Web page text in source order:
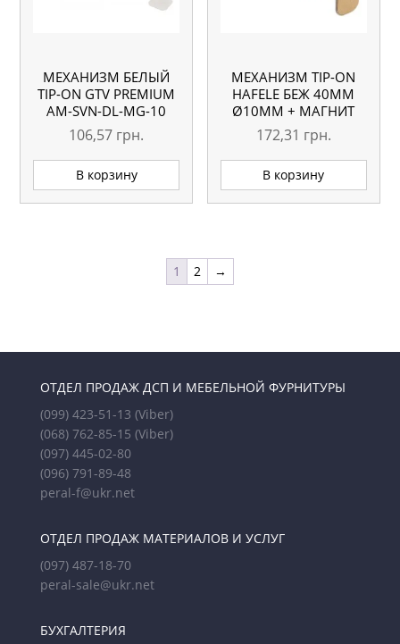
МЕХАНИЗМ БЕЛЫЙ
TIP-ON GTV PREMIUM
АМ-SVN-DL-MG-10
106,57 грн.
В корзину
МЕХАНИЗМ TIP-ON
HAFELE БЕЖ 40ММ
Ø10ММ + МАГНИТ
356.06.460
172,31 грн.
В корзину
1 2 →
ОТДЕЛ ПРОДАЖ ДСП И МЕБЕЛЬНОЙ ФУРНИТУРЫ
(099) 423-51-13 (Viber)
(068) 762-85-15 (Viber)
(097) 445-02-80
(096) 791-89-48
peral-f@ukr.net
ОТДЕЛ ПРОДАЖ МАТЕРИАЛОВ И УСЛУГ
(097) 487-18-70
peral-sale@ukr.net
БУХГАЛТЕРИЯ